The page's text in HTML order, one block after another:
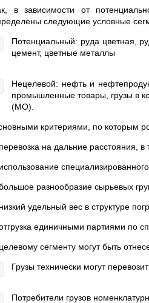
в зависимости от
следующие условные
Потенциальный: руда цветная,
цемент, цветные металлы
Нецелевой: нефть и
промышленные товары, грузы в
(МО).
критериями, по которым
на дальние расстояния,
разнообразие сырьевых
удельный вес в структуре
единичными партиями по
сегменту могут быть
Грузы технически могут
Потребители грузов